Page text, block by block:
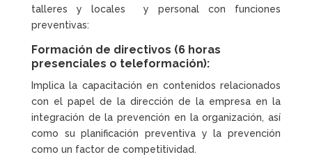
talleres y locales y personal con funciones
preventivas:
Formación de directivos (6 horas
presenciales o teleformación):
Implica la capacitación en contenidos relacionados
con el papel de la dirección de la empresa en la
integración de la prevención en la organización, así
como su planificación preventiva y la prevención
como un factor de competitividad.